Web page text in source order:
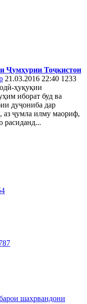
Ҷумҳурии Тоҷкистон
21.03.2016 22:40 1233
ҳуқуқии
иборат буд ва
дуҷониба дар
аз ҷумла илму маориф,
расиданд...
шаҳрвандони